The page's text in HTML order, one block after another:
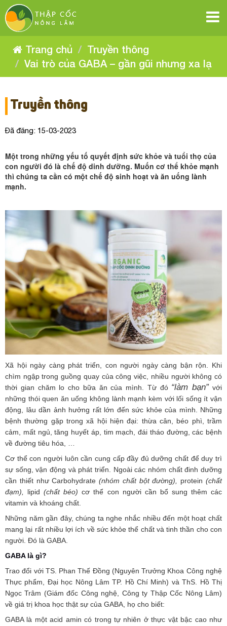
Vai
trò
của
GABA
gần
gũi
nhưng
xa
lạ
Vai
trò
của
GABA
–
gần
gũi
nhưng
lạ
Vai
trò
của
GABA
gần
nhưng
xa
lạ
Vai
trò
của
GABA
gần
nhưng
xa
trò
của
GABA
trò
của
GABA
nhưng Trang chủ
Truyền thông
Vai trò của GABA – gần gũi nhưng xa lạ
Truyền thông
Đã đăng: 15-03-2023
Một trong những yếu tố quyết định sức khỏe và tuổi thọ của
con người đó là chế độ dinh dưỡng. Muốn cơ thể khỏe mạnh
thì chúng ta cần có một chế độ sinh hoạt và ăn uống lành
mạnh.
Xã hội ngày càng phát triển, con người ngày càng bận rộn. Khi
chìm ngập trong guồng quay của công việc, nhiều người không có
thời gian chăm lo cho bữa ăn của mình. Từ đó “làm bạn” với
những thói quen ăn uống không lành mạnh kèm với lối sống ít vận
động, lâu dần ảnh hưởng rất lớn đến sức khỏe của mình. Những
bệnh thường gặp trong xã hội hiện đại: thừa cân, béo phì, trầm
cảm, mất ngủ, tăng huyết áp, tim mạch, đái tháo đường, các bệnh
về đường tiêu hóa, …
Cơ thể con người luôn cần cung cấp đầy đủ dưỡng chất để duy trì
sự sống, vận động và phát triển. Ngoài các nhóm chất đinh dưỡng
cần thiết như Carbohydrate(nhóm chất bột đường), protein(chất
đạm), lipid (chất béo)cơ thể con người cần bổ sung thêm các
vitamin và khoáng chất.
Những năm gần đây, chúng ta nghe nhắc nhiều đến một hoạt chất
mang lại rất nhiều lợi ích về sức khỏe thể chất và tinh thần cho con
người. Đó là GABA.
GABA là gì?
Trao đổi với TS. Phan Thế Đồng (Nguyên Trưởng Khoa Công nghệ
Thực phẩm, Đại học Nông Lâm TP. Hồ Chí Minh) và ThS. Hồ Thị
Ngọc Trâm (Giám đốc Công nghệ, Công ty Thập Cốc Nông Lâm)
về giá trị khoa học thật sự của GABA, họ cho biết:
GABA là một acid amin có trong tự nhiên ở thực vật bậc cao như